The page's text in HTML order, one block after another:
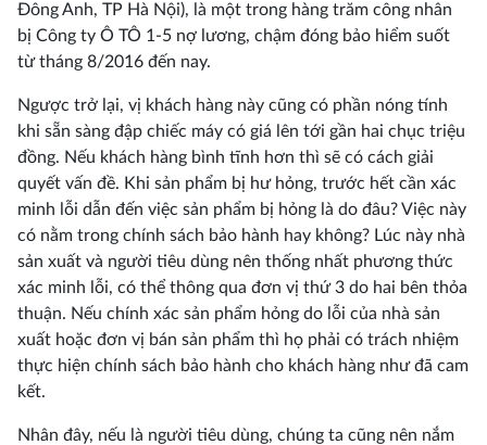
Đông Anh, TP Hà Nội), là một trong hàng trăm công nhân
bị Công ty Ô TÔ 1-5 nợ lương, chậm đóng bảo hiểm suốt
từ tháng 8/2016 đến nay.
Ngược trở lại, vị khách hàng này cũng có phần nóng tính
khi sẵn sàng đập chiếc máy có giá lên tới gần hai chục triệu
đồng. Nếu khách hàng bình tĩnh hơn thì sẽ có cách giải
quyết vấn đề. Khi sản phẩm bị hư hỏng, trước hết cần xác
minh lỗi dẫn đến việc sản phẩm bị hỏng là do đâu? Việc này
có nằm trong chính sách bảo hành hay không? Lúc này nhà
sản xuất và người tiêu dùng nên thống nhất phương thức
xác minh lỗi, có thể thông qua đơn vị thứ 3 do hai bên thỏa
thuận. Nếu chính xác sản phẩm hỏng do lỗi của nhà sản
xuất hoặc đơn vị bán sản phẩm thì họ phải có trách nhiệm
thực hiện chính sách bảo hành cho khách hàng như đã cam
kết.
Nhân đây, nếu là người tiêu dùng, chúng ta cũng nên nắm